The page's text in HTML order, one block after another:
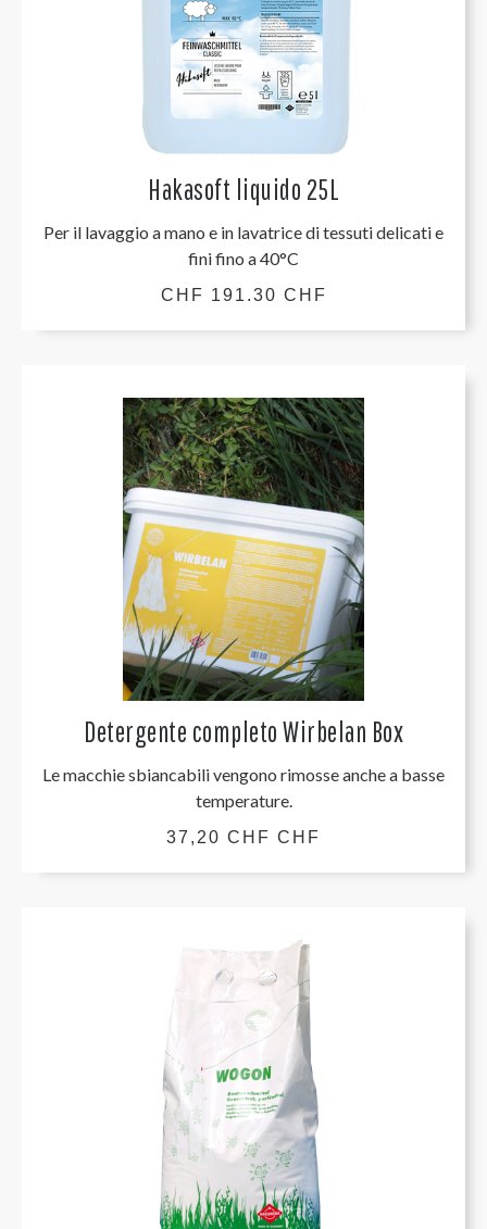
Hakasoft liquido 25L
Per il lavaggio a mano e in lavatrice di tessuti delicati e
fini fino a 40°C
CHF 191.30 CHF
Detergente completo Wirbelan Box
Le macchie sbiancabili vengono rimosse anche a basse
temperature.
37,20 CHF CHF